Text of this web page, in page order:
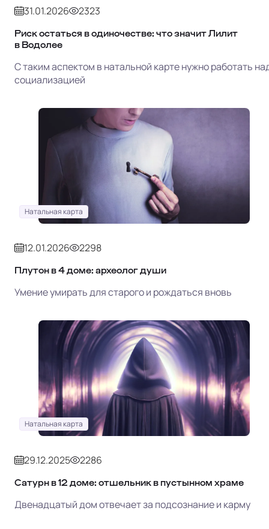
31.01.2026 2323
Риск остаться в одиночестве: что значит Лилит
в Водолее
С таким аспектом в натальной карте нужно работать
социализацией
Натальная карта
12.01.2026 2298
Плутон в 4 доме: археолог души
Умение умирать для старого и рождаться вновь
Натальная карта
29.12.2025 2286
Сатурн в 12 доме: отшельник в пустынном храме
Двенадцатый дом отвечает за подсознание и карму